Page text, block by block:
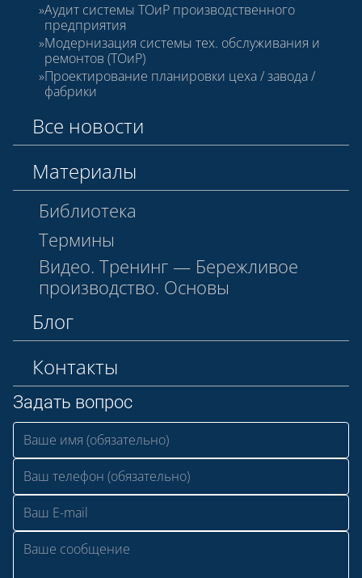
Аудит системы ТОиР производственного
предприятия
Модернизация системы тех. обслуживания и
ремонтов (ТОиР)
Проектирование планировки цеха / завода /
фабрики
Все новости
Материалы
Библиотека
Термины
Видео. Тренинг — Бережливое
производство. Основы
Блог
Контакты
Задать вопрос